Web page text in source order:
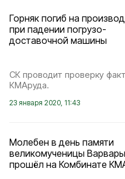
Горняк погиб на
при падении погрузо-
доставочной машины
СК проводит проверку
КМАруда.
23 января 2020, 11:43
Молебен в день памяти
великомученицы Варвары
прошёл на Комбинате